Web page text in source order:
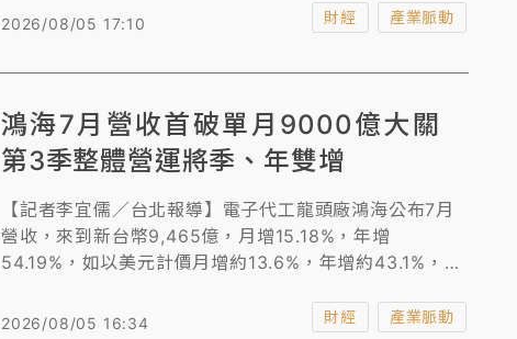
3.44元，創單季新高。另董事會通過對台北雙星分批增資
股，持股比例50%。
2026/08/05 17:10 財經 產業脈動
鴻海7月營收首破單月9000億大關
第3季整體營運將季、年雙增
【記者李宜儒／台北報導】電子代工龍頭廠鴻海公布7月
營收，來到新台幣9,465億，月增15.18%，年增
54.19%，如以美元計價月增約13.6%，年增約43.1%，創
9000億大關。
2026/08/05 16:34 財經 產業脈動